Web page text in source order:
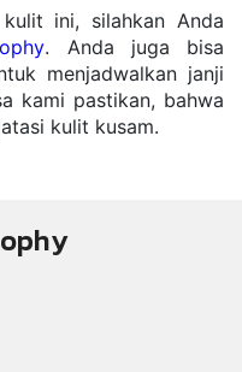
ini, silahkan Anda
. Anda juga bisa
menjadwalkan janji
kami pastikan, bahwa
kulit kusam.